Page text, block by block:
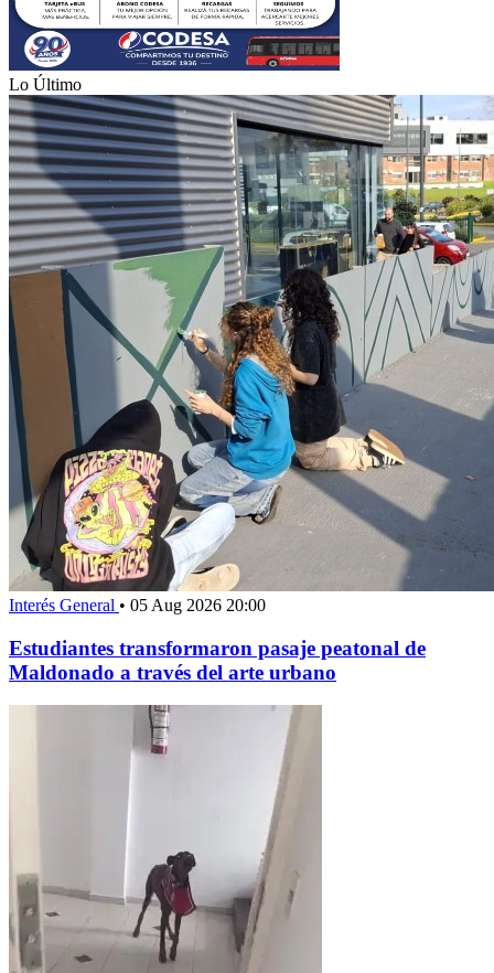
Lo Último
Interés General • 05 Aug 2026 20:00
Estudiantes transformaron pasaje peatonal de
Maldonado a través del arte urbano